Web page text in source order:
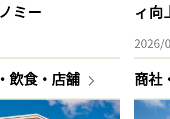
ミー
ィ向
2026/
飲食・店舗 商社